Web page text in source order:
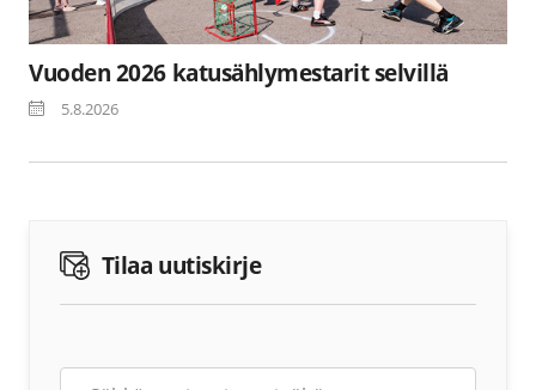
Vuoden 2026 katusählymestarit selvillä
5.8.2026
Tilaa uutiskirje